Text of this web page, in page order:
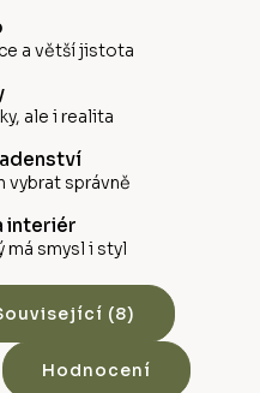
a větší jistota
ale i realita
vybrat správně
interiér
smysl i styl
(8)
Hodnocení